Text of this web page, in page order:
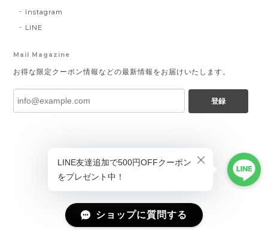
Instagram
LINE
Mail Magazine
お得な限定クーポン情報などの最新情報をお届けいたします。
登録
ショップに質問する